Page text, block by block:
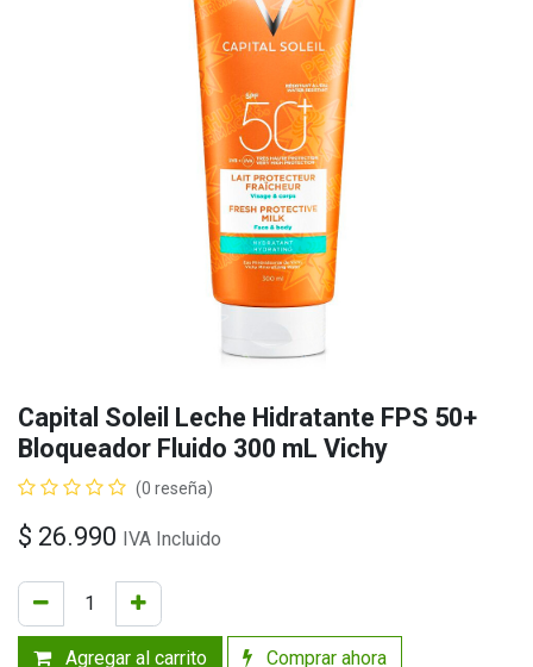
Capital Soleil Leche Hidratante FPS 50+
Bloqueador Fluido 300 mL Vichy
(0 reseña)
$ 26.990 IVA Incluido
Agregar al carrito Comprar ahora